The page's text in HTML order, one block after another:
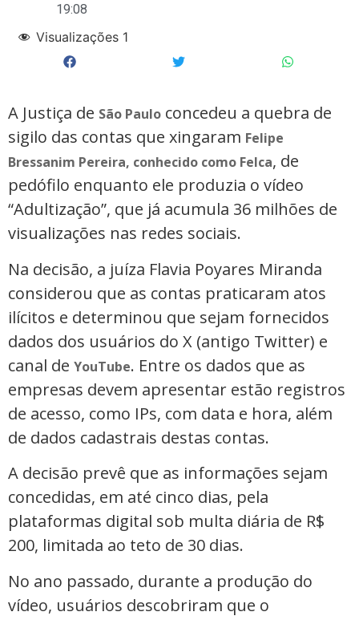
19:08
Visualizações 1
A Justiça de São Paulo concedeu a quebra de
sigilo das contas que xingaram Felipe
Bressanim Pereira, conhecido como Felca, de
pedófilo enquanto ele produzia o vídeo
“Adultização”, que já acumula 36 milhões de
visualizações nas redes sociais.
Na decisão, a juíza Flavia Poyares Miranda
considerou que as contas praticaram atos
ilícitos e determinou que sejam fornecidos
dados dos usuários do X (antigo Twitter) e
canal de YouTube. Entre os dados que as
empresas devem apresentar estão registros
de acesso, como IPs, com data e hora, além
de dados cadastrais destas contas.
A decisão prevê que as informações sejam
concedidas, em até cinco dias, pela
plataformas digital sob multa diária de R$
200, limitada ao teto de 30 dias.
No ano passado, durante a produção do
vídeo, usuários descobriram que o